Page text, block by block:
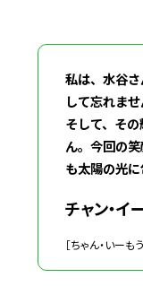
私は、水谷
して忘れませ
そして、そ
ん。今回の
も太陽の光
チャン・イ
［ちゃん・いー